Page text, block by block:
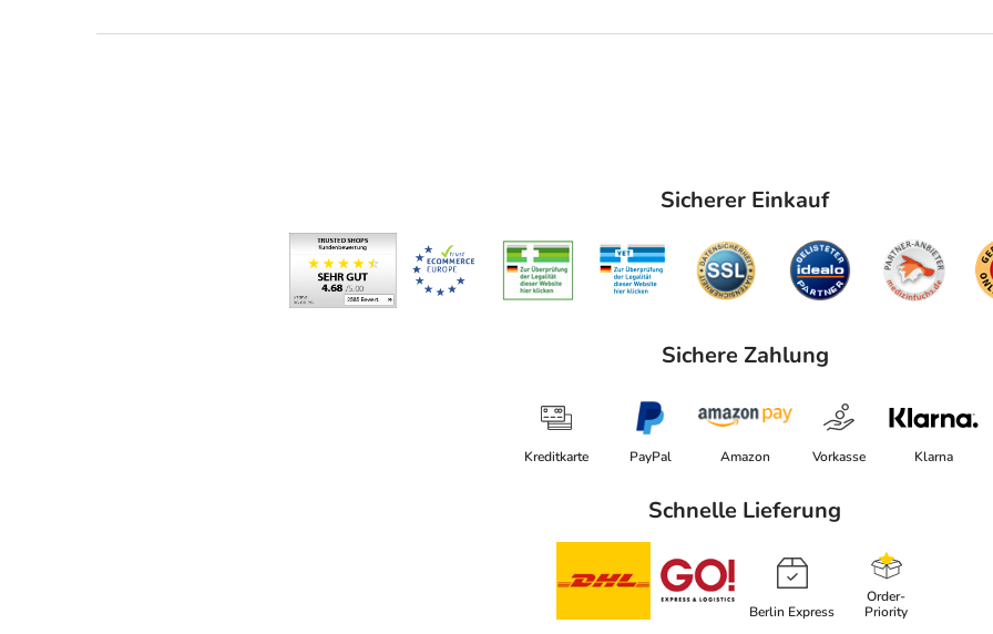
Sicherer Einkauf
Sichere Zahlung
Kreditkarte PayPal Amazon Vorkasse Klarna
Schnelle Lieferung
Berlin Express
Order-
Priority